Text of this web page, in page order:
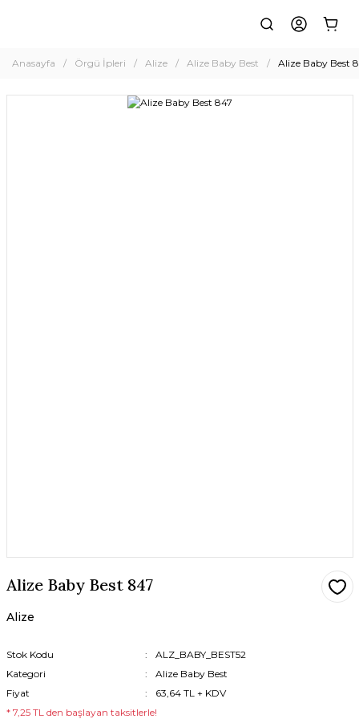
Anasayfa Örgü İpleri Alize Alize Baby Best Alize Baby Best
Alize Baby Best 847
Alize
Stok Kodu
ALZ_BABY_BEST52
Kategori
Alize Baby Best
Fiyat
63,64 TL + KDV
* 7,25 TL den başlayan taksitlerle!